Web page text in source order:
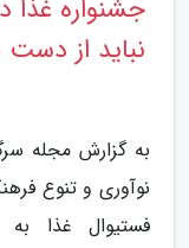
جشنواره غذا
نباید از
به گزارش مجله
نوآوری و تنوع
فستیوال غذا به